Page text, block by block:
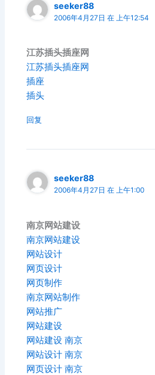
seeker88
2006年4月27日 在 上午12:54
江苏插头插座网
江苏插头插座网
插座
插头
回复
seeker88
2006年4月27日 在 上午1:00
南京网站建设
南京网站建设
网站设计
网页设计
网页制作
南京网站制作
网站推广
网站建设
网站建设 南京
网站设计 南京
网页设计 南京